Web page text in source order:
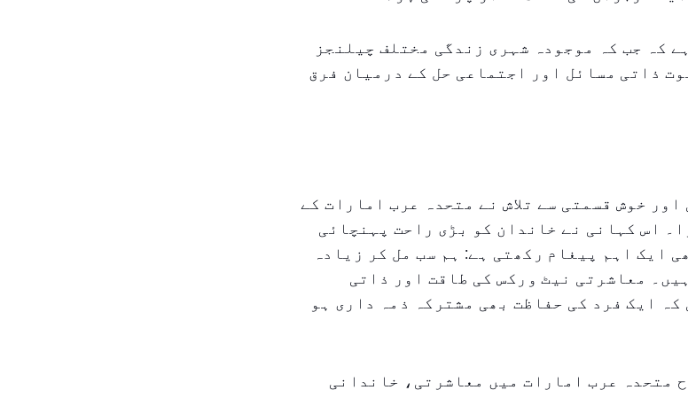
کہ جب کہ موجودہ شہری زندگی مختلف چیلنجز
ذاتی مسائل اور اجتماعی حل کے درمیان فرق
اور خوش قسمتی سے تلاش نے متحدہ عرب امارات کے
اس کہانی نے خاندان کو بڑی راحت پہنچائی
ایک اہم پیغام رکھتی ہے: ہم سب مل کر زیادہ
معاشرتی نیٹ ورکس کی طاقت اور ذاتی
کہ ایک فرد کی حفاظت بھی مشترکہ ذمہ داری ہو
متحدہ عرب امارات میں معاشرتی، خاندانی